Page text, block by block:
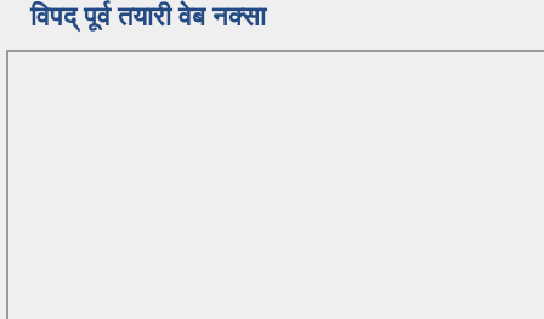
विपद् पूर्व तयारी वेब नक्सा